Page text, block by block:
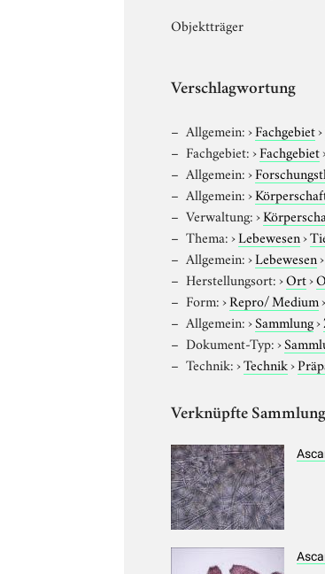
Objektträger
Verschlagwortung
Allgemein:›Fachgebiet›
Fachgebiet:›Fachgebiet
Allgemein:›
Allgemein:›
Verwaltung:›
Thema:›Lebewesen›
Allgemein:›Lebewesen
Herstellungsort:›Ort›
Form:›Repro/ Medium
Allgemein:›Sammlung›
Dokument-Typ:›
Technik:›Technik›
Verknüpfte